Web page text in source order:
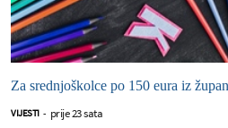
Za srednjoškolce po 150 eura iz
VIJESTI - prije 23 sata